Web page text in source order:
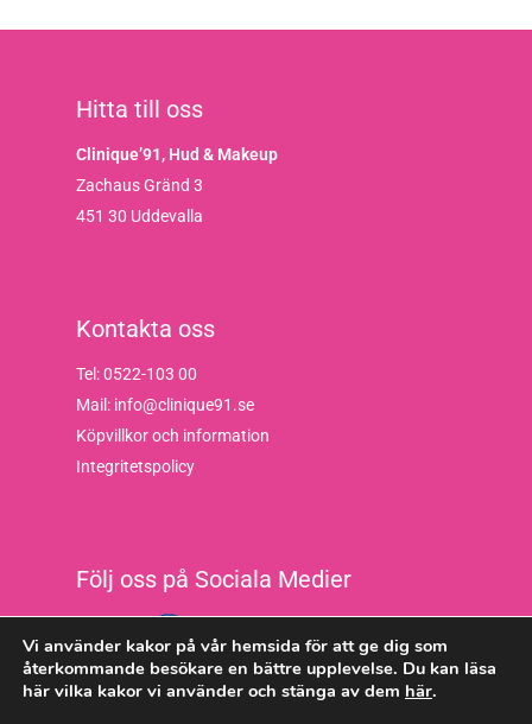
Hitta till oss
Clinique’91, Hud & Makeup
Zachaus Gränd 3
451 30 Uddevalla
Kontakta oss
Tel: 0522-103 00
Mail: info@clinique91.se
Köpvillkor och information
Integritetspolicy
Följ oss på Sociala Medier
Vi använder kakor på vår hemsida för att ge dig som
återkommande besökare en bättre upplevelse. Du kan läsa
här vilka kakor vi använder och stänga av dem här.